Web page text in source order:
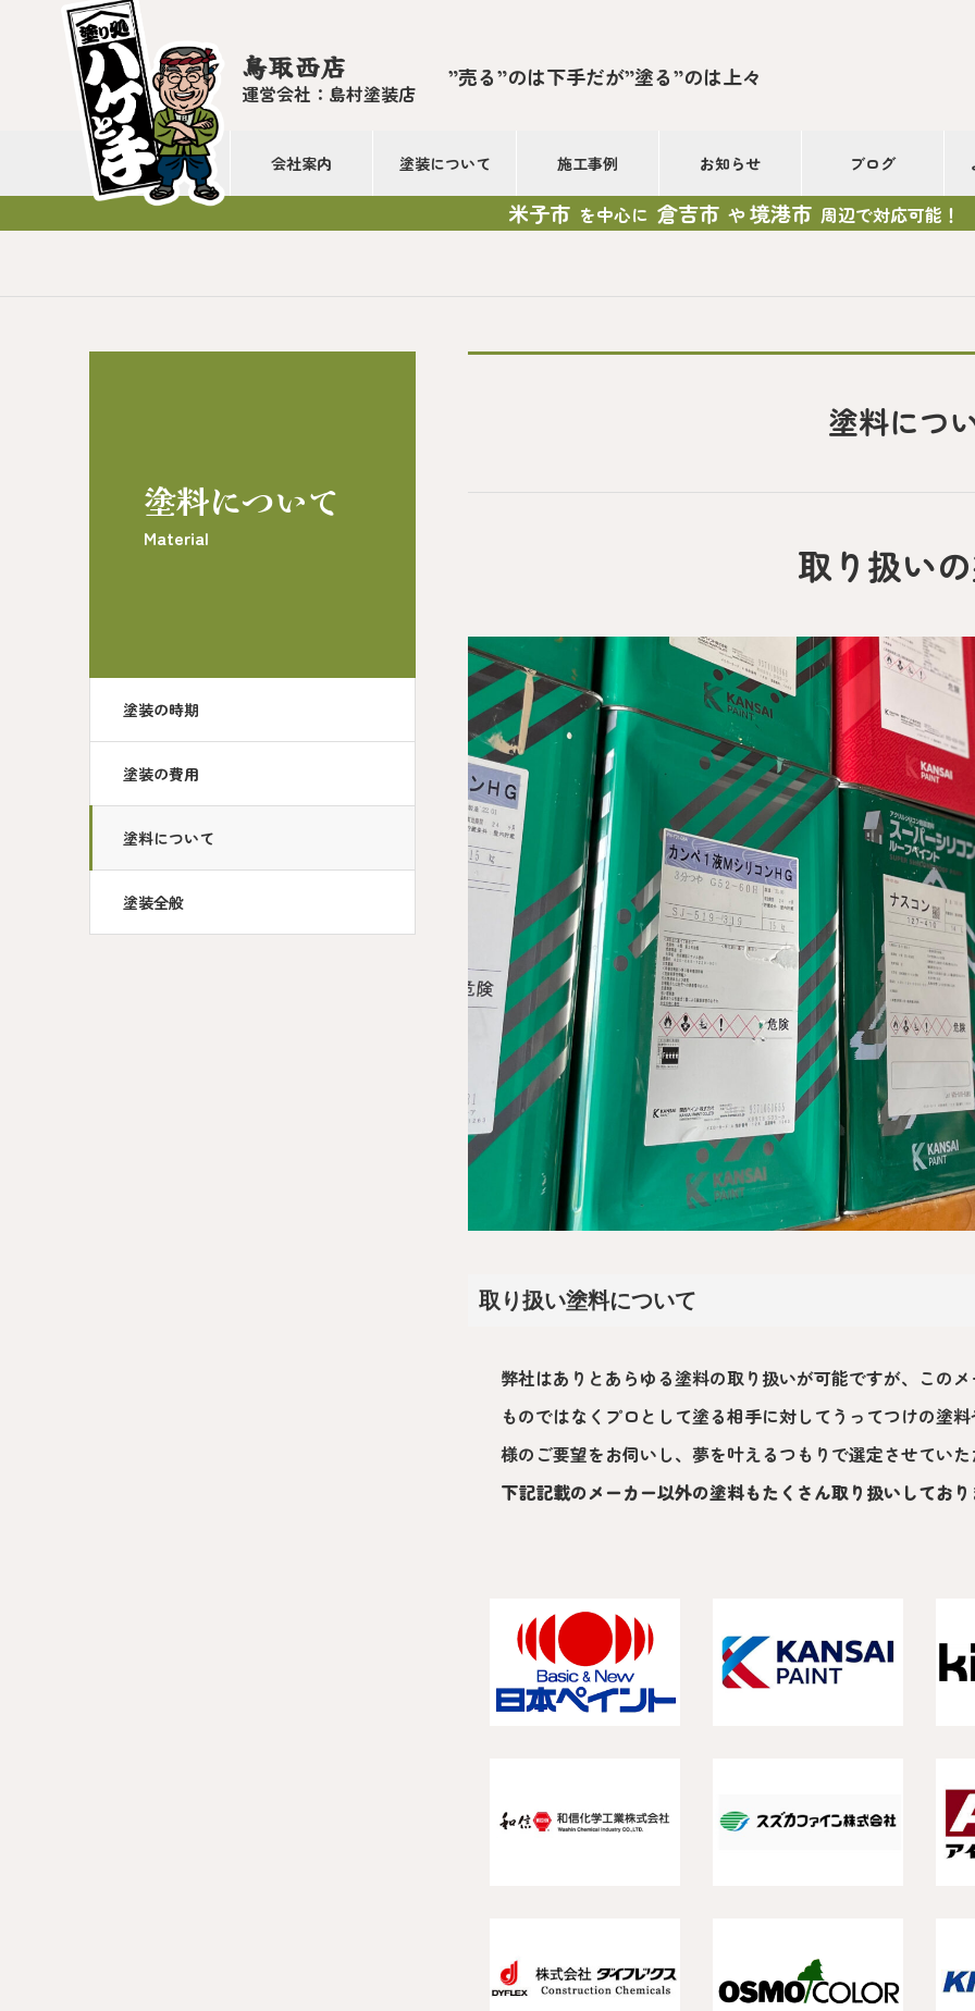
鳥取西店
運営会社：島村塗装店
”売る”のは下手だが”塗る”のは上々
会社案内 塗装について 施工事例 お知らせ ブログ
米子市 を中心に 倉吉市 や境港市 周辺で対応可能！
塗料について
Material
塗装の時期
塗装の費用
塗料について
塗装全般
塗料につ
取り扱い
取り扱い塗料について
弊社はありとあらゆる塗料の取り扱いが可能ですが、この
ものではなくプロとして塗る相手に対してうってつけの塗
様のご要望をお伺いし、夢を叶えるつもりで選定させてい
下記記載のメーカー以外の塗料もたくさん取り扱いしてお